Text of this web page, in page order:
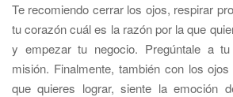
Te recomiendo cerrar los ojos, respirar
tu corazón cuál es la razón por la que
y empezar tu negocio. Pregúntale a
misión. Finalmente, también con los
que quieres lograr, siente la emoción